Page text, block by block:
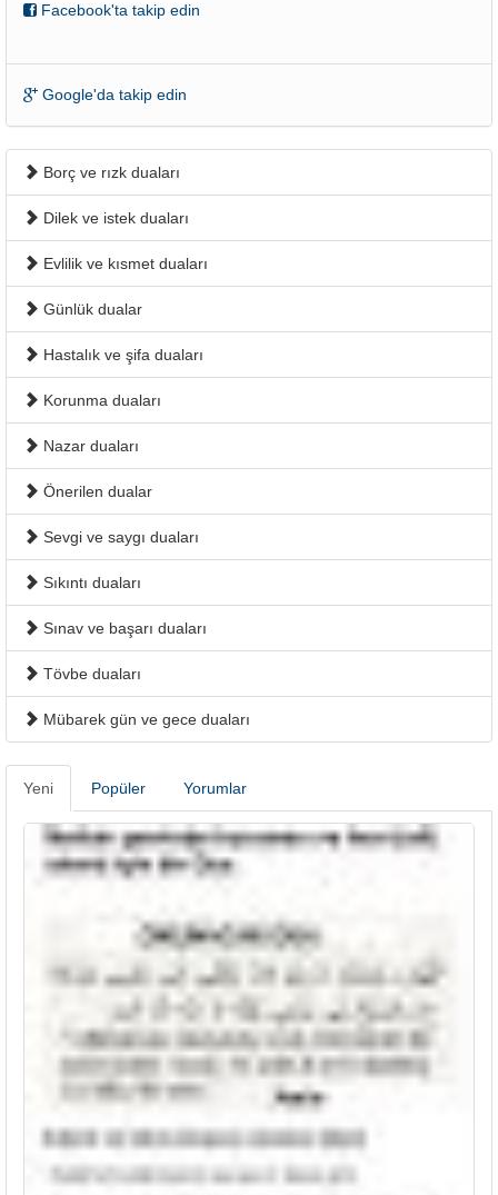
Facebook'ta takip edin
Google'da takip edin
Borç ve rızk duaları
Dilek ve istek duaları
Evlilik ve kısmet duaları
Günlük dualar
Hastalık ve şifa duaları
Korunma duaları
Nazar duaları
Önerilen dualar
Sevgi ve saygı duaları
Sıkıntı duaları
Sınav ve başarı duaları
Tövbe duaları
Mübarek gün ve gece duaları
Yeni Popüler Yorumlar